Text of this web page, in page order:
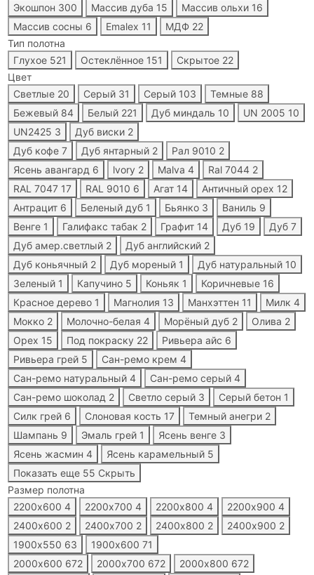
Экошпон 300 Массив дуба 15 Массив ольхи 16
Массив сосны 6 Emalex 11 МДФ 22
Тип полотна
Глухое 521 Остеклённое 151 Скрытое 22
Цвет
Светлые 20 Серый 31 Серый 103 Темные 88
Бежевый 84 Белый 221 Дуб миндаль 10 UN 2005 10
UN2425 3 Дуб виски 2
Дуб кофе 7 Дуб янтарный 2 Рал 9010 2
Ясень авангард 6 lvory 2 Malva 4 Ral 7044 2
RAL 7047 17 RAL 9010 6 Агат 14 Античный орех 12
Антрацит 6 Беленый дуб 1 Бьянко 3 Ваниль 9
Венге 1 Галифакс табак 2 Графит 14 Дуб 19 Дуб 7
Дуб амер.светлый 2 Дуб английский 2
Дуб коньячный 2 Дуб мореный 1 Дуб натуральный 10
Зеленый 1 Капучино 5 Коньяк 1 Коричневые 16
Красное дерево 1 Магнолия 13 Манхэттен 11 Милк 4
Мокко 2 Молочно-белая 4 Морёный дуб 2 Олива 2
Орех 15 Под покраску 22 Ривьера айс 6
Ривьера грей 5 Сан-ремо крем 4
Сан-ремо натуральный 4 Сан-ремо серый 4
Сан-ремо шоколад 2 Светло серый 3 Серый бетон 1
Силк грей 6 Слоновая кость 17 Темный анегри 2
Шампань 9 Эмаль грей 1 Ясень венге 3
Ясень жасмин 4 Ясень карамельный 5
Показать еще 55 Скрыть
Размер полотна
2200х600 4 2200х700 4 2200х800 4 2200х900 4
2400х600 2 2400х700 2 2400х800 2 2400х900 2
1900х550 63 1900х600 71
2000х600 672 2000х700 672 2000х800 672